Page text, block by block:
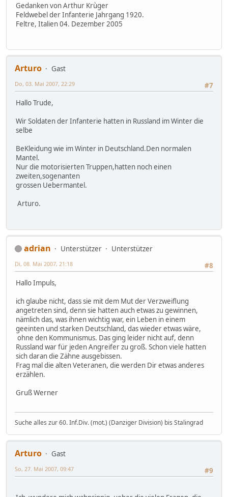
Gedanken von Arthur Krùger
Feldwebel der Infanterie Jahrgang 1920.
Feltre, Italien 04. Dezember 2005
Arturo
Gast
#7
Do, 03. Mai 2007, 22:29
Hallo Trude,
Wir Soldaten der Infanterie hatten in Russland im Winter die
selbe
BeKleidung wie im Winter in Deutschland.Den normalen
Mantel.
Nur die motorisierten Truppen,hatten noch einen
zweiten,sogenanten
grossen Uebermantel.
Arturo.
adrian Unterstützer
Unterstützer
#8
Di, 08. Mai 2007, 21:18
Hallo Impuls,
ich glaube nicht, dass sie mit dem Mut der Verzweiflung
angetreten sind, denn sie hatten auch etwas zu gewinnen,
nämlich das, was ihnen wichtig war, ein Leben in einem
geeinten und starken Deutschland, das wieder etwas wäre,
ohne den Kommunismus. Das ging leider nicht auf, denn
Russland war für jeden Angreifer zu groß. Schon viele hatten
sich daran die Zähne ausgebissen.
Frag mal die alten Veteranen, die werden Dir etwas anderes
erzählen.
Gruß Werner
Suche alles zur 60. Inf.Div. (mot.) (Danziger Division) bis Stalingrad
Arturo
Gast
#9
So, 27. Mai 2007, 09:47